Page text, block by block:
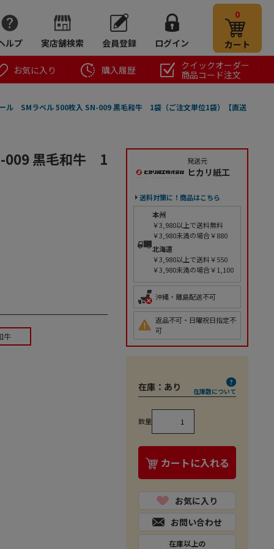
ルプ 実店舗検索 会員登録 ログイン
0
カート
お気に入り 購入履歴
クイックオーダー
商品コード注文
ル SMラベル 500枚入 SN-009 黒毛和牛 1袋（ご注文単位1袋）【直送
009 黒毛和牛 1
牛
発送元
ヒカリ紙工
送料対策に！商品はこちら
本州
￥3,980以上で送料無料
￥3,980未満の場合￥880
北海道
￥3,980以上で送料￥550
￥3,980未満の場合￥1,100
沖縄・離島配送不可
返品不可・日曜祝日指定不
可
在庫： あり 在庫数について
数量
カートに入れる
お気に入り
お問い合わせ
在庫以上の